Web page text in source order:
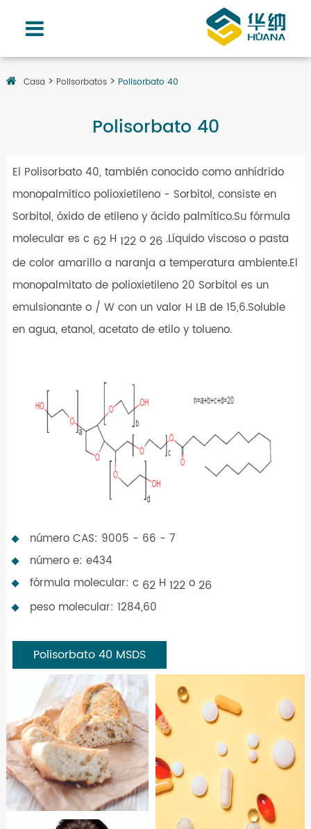
Casa Polisorbatos Polisorbato 40
Polisorbato 40
El Polisorbato 40, también conocido como anhídrido
monopalmítico polioxietileno - Sorbitol, consiste en
Sorbitol, óxido de etileno y ácido palmítico.Su fórmula
molecular es c 62 H 122 o 26 .Líquido viscoso o pasta
de color amarillo a naranja a temperatura ambiente.El
monopalmitato de polioxietileno 20 Sorbitol es un
emulsionante o / W con un valor H LB de 15,6.Soluble
en agua, etanol, acetato de etilo y tolueno.
número CAS: 9005 - 66 - 7
número e: e434
fórmula molecular: c 62 H 122 o 26
peso molecular: 1284,60
Polisorbato 40 MSDS